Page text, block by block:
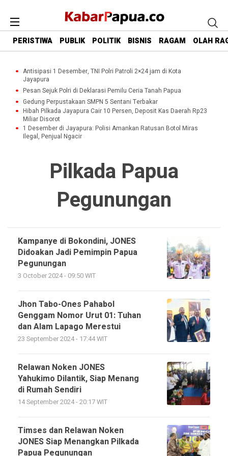
PERISTIWA PUBLIK POLITIK BISNIS RAGAM OLAH
Antisipasi 1 Desember, TNI Polri Patroli 2×24 jam di Kota
Jayapura
Pesan Sejuk Polri di Deklarasi Pemilu Ceria Tanah Papua
Gedung Perpustakaan SMPN 5 Sentani Terbakar
Hibah Pilkada Jayapura Cair 10 Persen, Deposit Kas Daerah Rp23
Miliar Disorot
1 Desember di Jayapura: Polisi Amankan Ratusan Botol Miras
Ilegal, Penjual Ngacir
Pilkada Papua
Pegunungan
Kampanye di Bokondini, JONES
Didoakan Jadi Pemimpin Papua
Pegunungan
3 October 2024 - 09:50 WIT
Jhon Tabo-Ones Pahabol
Genggam Nomor Urut 01: Tuhan
dan Alam Lapago Merestui
23 September 2024 - 17:44 WIT
Relawan Noken JONES
Yahukimo Dilantik, Siap Menang
di Rumah Sendiri
14 September 2024 - 20:17 WIT
Timses dan Relawan Noken
JONES Siap Menangkan Pilkada
Papua Pegunungan